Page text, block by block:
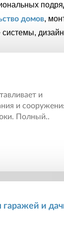
домов,
и
и
Полный..
и